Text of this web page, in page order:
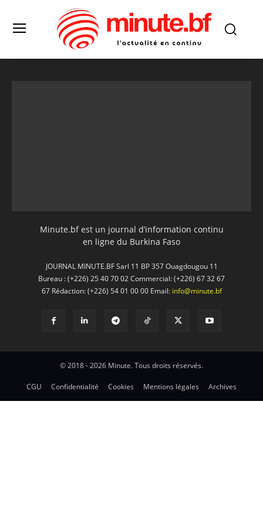
Minute.bf est un journal d’information continu
en ligne du Burkina Faso
JOURNAL MINUTE.BF Sarl 11 BP 357 Ouagdougou 11
Bureau : (+226) 25 40 70 02 Commercial: (+226) 67 32 67
67 Rédaction: (+226) 54 01 00 00 Email: info@minute.bf
© 2018 - 2026 Minute. Tous droits réservés.
CGU Confidentialité Cookies Mentions légales Archives